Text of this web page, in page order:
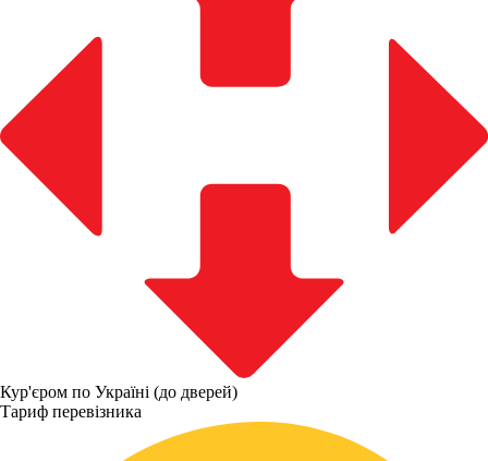
Кур'єром по Україні (до дверей)
Тариф перевізника